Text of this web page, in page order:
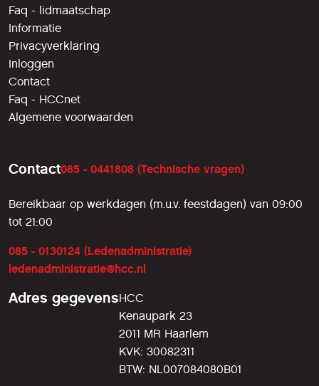
Faq - lidmaatschap
Informatie
Privacyverklaring
Inloggen
Contact
Faq - HCCnet
Algemene voorwaarden
Contact085 - 0441808 (Technische vragen)
Bereikbaar op werkdagen (m.u.v. feestdagen) van 09:00
tot 21:00
085 - 0130124 (Ledenadministratie)
ledenadministratie@hcc.nl
Adres gegevensHCC
Kenaupark 23
2011 MR Haarlem
KVK: 30082311
BTW: NL007084080B01